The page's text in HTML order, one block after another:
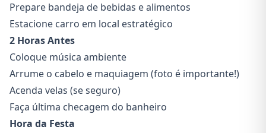
Prepare bandeja de bebidas e alimentos
Estacione carro em local estratégico
2 Horas Antes
Coloque música ambiente
Arrume o cabelo e maquiagem (foto é importante!)
Acenda velas (se seguro)
Faça última checagem do banheiro
Hora da Festa